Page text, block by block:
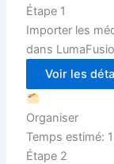
Étape 1
Importer les
dans
Voir les
Organiser
Temps estimé:
Étape 2